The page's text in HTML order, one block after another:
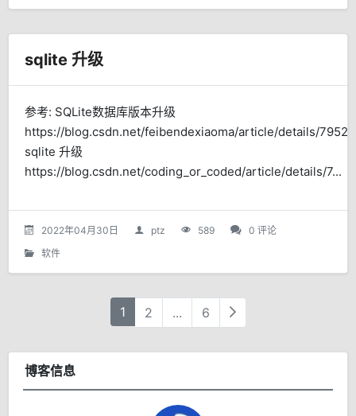
sqlite 升级
参考: SQLite数据库版本升级
https://blog.csdn.net/feibendexiaoma/article/details/
sqlite 升级
https://blog.csdn.net/coding_or_coded/article/details/7...
2022年04月30日 ptz 589
0 评论
软件
1 2 ... 6
博客信息